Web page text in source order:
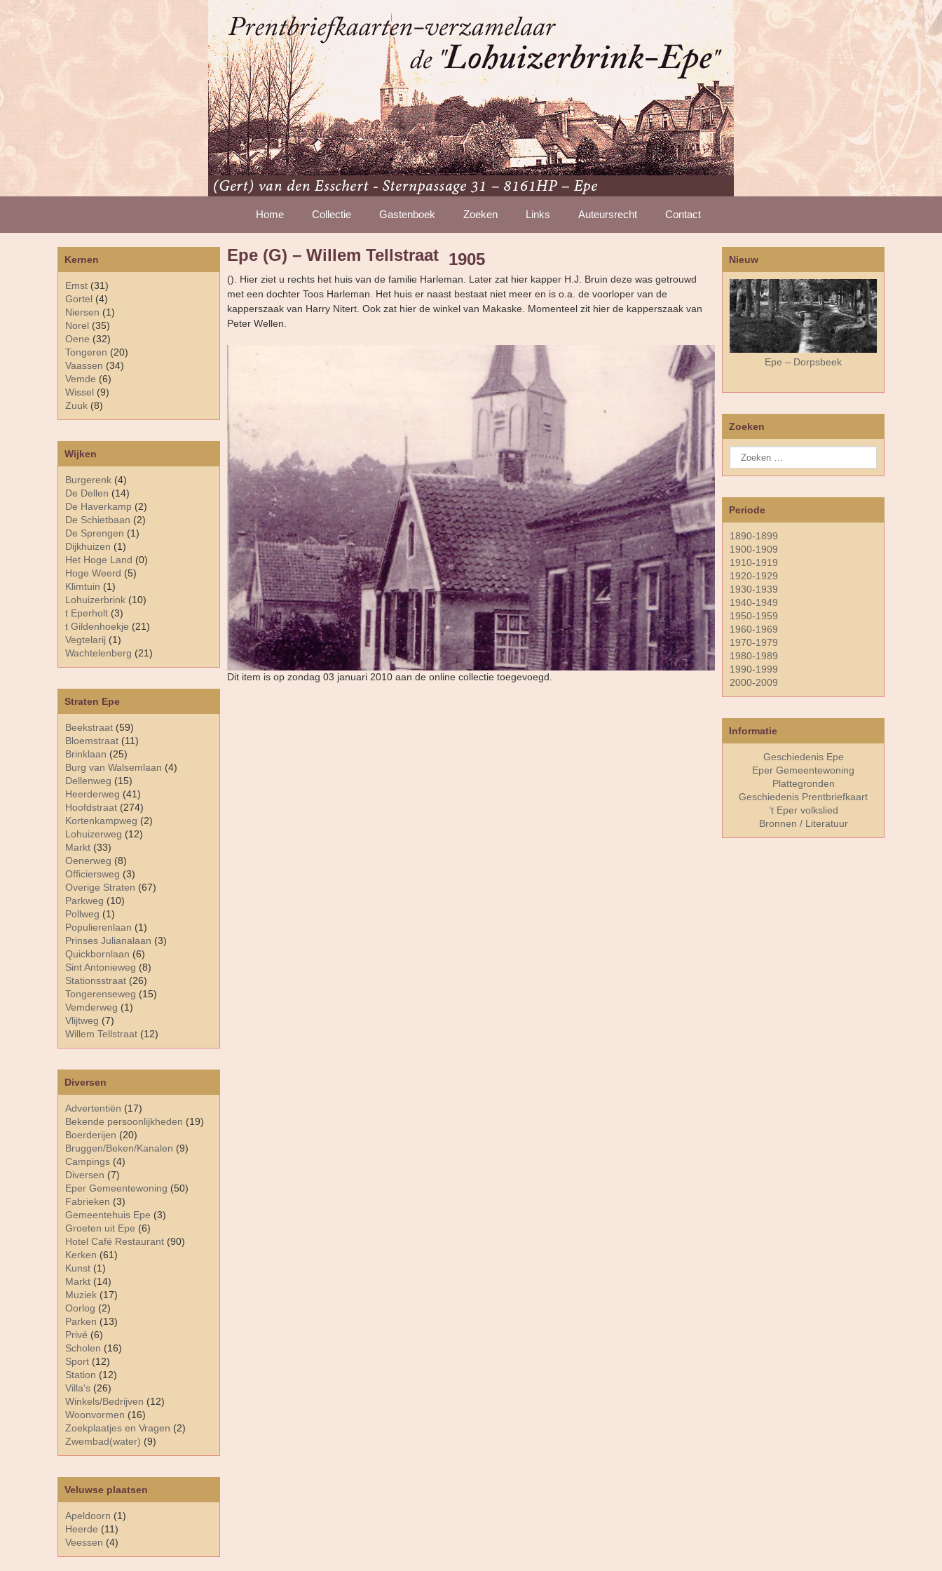
Home Collectie Gastenboek Zoeken Links Auteursrecht Contact
Diversen
Advertentiën (17)
Bekende persoonlijkheden (19)
Boerderijen (20)
Bruggen/Beken/Kanalen (9)
Campings (4)
Diversen (7)
Eper Gemeentewoning (50)
Fabrieken (3)
Gemeentehuis Epe (3)
Groeten uit Epe (6)
Hotel Café Restaurant (90)
Kerken (61)
Kunst (1)
Markt (14)
Muziek (17)
Oorlog (2)
Parken (13)
Privé (6)
Scholen (16)
Sport (12)
Station (12)
Villa's (26)
Winkels/Bedrijven (12)
Woonvormen (16)
Zoekplaatjes en Vragen (2)
Zwembad(water) (9)
Kernen
Emst (31)
Gortel (4)
Niersen (1)
Norel (35)
Oene (32)
Tongeren (20)
Vaassen (34)
Vemde (6)
Wissel (9)
Zuuk (8)
Straten Epe
Beekstraat (59)
Bloemstraat (11)
Brinklaan (25)
Burg van Walsemlaan (4)
Dellenweg (15)
Heerderweg (41)
Hoofdstraat (274)
Kortenkampweg (2)
Lohuizerweg (12)
Markt (33)
Oenerweg (8)
Officiersweg (3)
Overige Straten (67)
Parkweg (10)
Pollweg (1)
Populierenlaan (1)
Prinses Julianalaan (3)
Quickbornlaan (6)
Sint Antonieweg (8)
Stationsstraat (26)
Tongerenseweg (15)
Vemderweg (1)
Vlijtweg (7)
Willem Tellstraat (12)
Veluwse plaatsen
Apeldoorn (1)
Heerde (11)
Veessen (4)
Wijken
Burgerenk (4)
De Dellen (14)
De Haverkamp (2)
De Schietbaan (2)
De Sprengen (1)
Dijkhuizen (1)
Het Hoge Land (0)
Hoge Weerd (5)
Klimtuin (1)
Lohuizerbrink (10)
t Eperholt (3)
t Gildenhoekje (21)
Vegtelarij (1)
Wachtelenberg (21)
Epe (G) – Willem Tellstraat 1905
(). Hier ziet u rechts het huis van de familie Harleman. Later zat hier kapper H.J. Bruin deze was getrouwd
met een dochter Toos Harleman. Het huis er naast bestaat niet meer en is o.a. de voorloper van de
kapperszaak van Harry Nitert. Ook zat hier de winkel van Makaske. Momenteel zit hier de kapperszaak van
Peter Wellen.
Dit item is op zondag 03 januari 2010 aan de online collectie toegevoegd.
Nieuw
Epe – Dorpsbeek
Zoeken
Periode
1890-1899
1900-1909
1910-1919
1920-1929
1930-1939
1940-1949
1950-1959
1960-1969
1970-1979
1980-1989
1990-1999
2000-2009
Informatie
Geschiedenis Epe
Eper Gemeentewoning
Plattegronden
Geschiedenis Prentbriefkaart
’t Eper volkslied
Bronnen / Literatuur